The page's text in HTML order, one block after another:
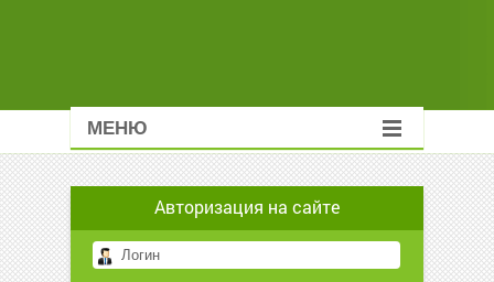
МЕНЮ
Авторизация на сайте